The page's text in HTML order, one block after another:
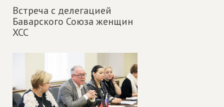
Встреча с делегацией
Баварского Союза женщин
ХСС